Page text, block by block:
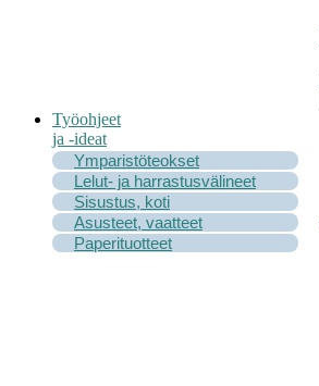
Työohjeet
ja -ideat
Ymparistöteokset
Lelut- ja harrastusvälineet
Sisustus, koti
Asusteet, vaatteet
Paperituotteet